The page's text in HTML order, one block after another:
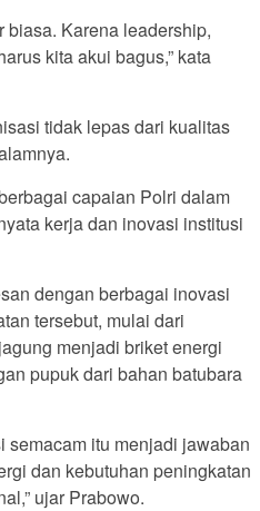
biasa. Karena leadership,
kita akui bagus,” kata
tidak lepas dari kualitas
capaian Polri dalam
kerja dan inovasi institusi
dengan berbagai inovasi
tersebut, mulai dari
menjadi briket energi
pupuk dari bahan batubara
semacam itu menjadi jawaban
dan kebutuhan peningkatan
ujar Prabowo.